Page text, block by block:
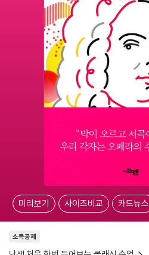
미리보기 사이즈비교 카드뉴스
소득공제